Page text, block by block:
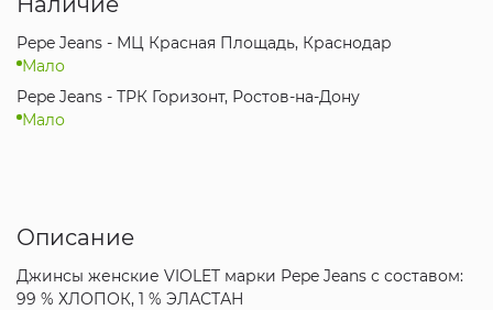
Pepe Jeans - МЦ Красная Площадь, Краснодар
Мало
Pepe Jeans - ТРК Горизонт, Ростов-на-Дону
Мало
Описание
Джинсы женские VIOLET марки Pepe Jeans с составом:
99 % ХЛОПОК, 1 % ЭЛАСТАН